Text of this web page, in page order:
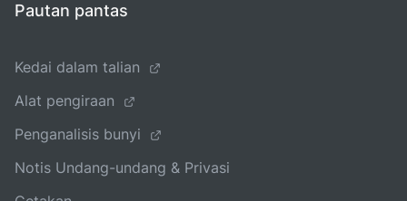
Pautan pantas
Kedai dalam talian
Alat pengiraan
Penganalisis bunyi
Notis Undang-undang & Privasi